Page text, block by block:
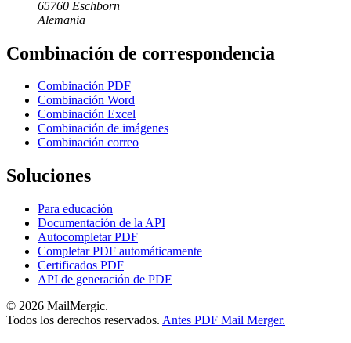
65760 Eschborn
Alemania
Combinación de correspondencia
Combinación PDF
Combinación Word
Combinación Excel
Combinación de imágenes
Combinación correo
Soluciones
Para educación
Documentación de la API
Autocompletar PDF
Completar PDF automáticamente
Certificados PDF
API de generación de PDF
© 2026 MailMergic.
Todos los derechos reservados. Antes PDF Mail Merger.